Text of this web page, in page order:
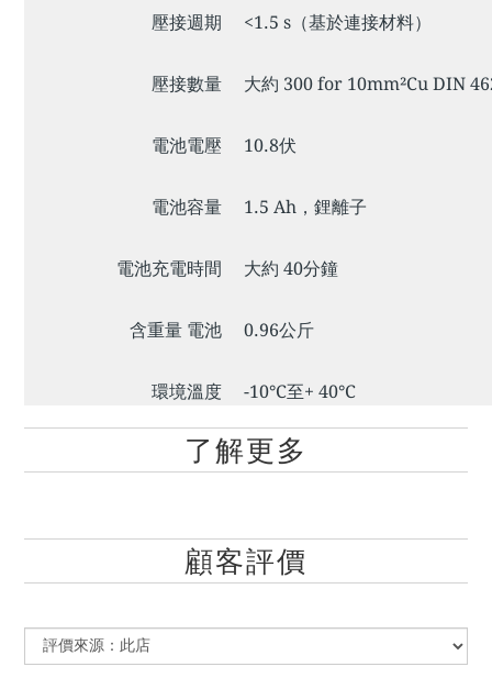
壓接週期 <1.5 s（基於連接材料）
壓接數量 大約 300 for 10mm²Cu DIN
電池電壓 10.8伏
電池容量 1.5 Ah，鋰離子
電池充電時間 大約 40分鐘
含重量 電池 0.96公斤
環境溫度 -10°C至+ 40°C
了解更多
顧客評價